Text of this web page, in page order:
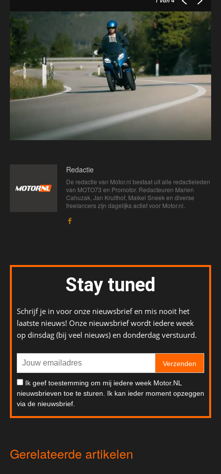
Redactie
De redactie van Motor.nl bestaat uit alle redactieleden
van MOTO73 en Promotor. Redacteuren Marien
Cahuzak, Jan Kruithof, Maikel Sneek en diverse
freelancers zijn dagelijks actief voor Motor.nl.
Stay tuned
Schrijf je in voor onze nieuwsbrief en mis nooit het
laatste nieuws! Onze nieuwsbrief wordt iedere week
op dinsdag (bij veel nieuws) en donderdag verstuurd.
Verzenden
Ik geef toestemming om mij iedere week Motor.NL
nieuwsbrieven toe te sturen. Ik kan ieder moment opzeggen
via de nieuwsbrief.
Gerelateerde artikelen